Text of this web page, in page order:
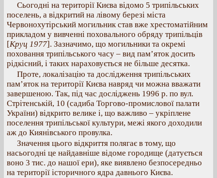
Сьогодні на території Києва відомо 5 трипільських
поселень, а відкритий на лівому березі міста
Червонохутірський могильник став вже хрестоматійним
прикладом у вивченні поховального обряду трипільців
[Круц 1977]. Зазначимо, що могильники та окремі
поховання трипільського часу – вид пам’яток досить
рідкісний, і таких нараховується не більше десятка.
Проте, локалізацію та дослідження трипільських
пам’яток на території Києва навряд чи можна вважати
завершеною. Так, під час досліджень 1996 р. по вул.
Стрітенській, 10 (садиба Торгово-промислової палати
України) відкрито велике і, що важливо – укріплене
поселення трипільської культури, межі якого доходили
аж до Киянівського провулка.
Значення цього відкриття полягає в тому, що
насьогодні це найдавніше відоме городище (датується
воно 3 тис. до нашої ери), яке виявлено безпосередньо
на території історичного ядра давнього Києва.